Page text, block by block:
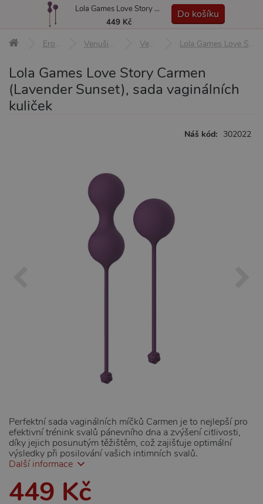
MENU
Erotické pomůcky Venušiny kuličky, činky, Ben-Wa Venušiny kuličky Lola Games Love Story Carmen (Lavender Sunset), sada vaginálních kuliček
Lola Games Love Story Carmen
(Lavender Sunset), sada vaginálních
kuliček
Náš kód: 302022
Perfektní sada vaginálních míčků Carmen je to nejlepší pro
efektivní trénink svalů pánevního dna a zvýšení citlivosti,
díky jejich posunutým těžištěm, což zajišťuje optimální
výsledky při posilování vašich intimních svalů.
Další informace
449 Kč
Lola Games Love Story Carmen (Lavender Sunset), sada vaginálních kuliček
449 Kč
Do košíku